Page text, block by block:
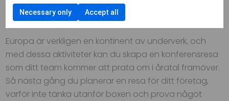
på en avlägsen strand. På kvällen, ankra upp i en
pittoresk hamn och utforska de lokala tavernorna.
Europa är verkligen en kontinent av underverk, och
med dessa aktiviteter kan du skapa en konferensresa
som ditt team kommer att prata om i åratal framöver.
Så nästa gång du planerar en resa för ditt företag,
varför inte tänka utanför boxen och prova något
Necessary only Accept all